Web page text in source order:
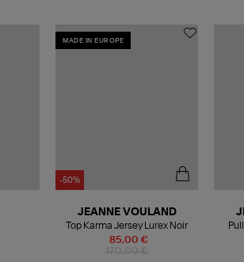
MADE IN EUROPE
-50%
85,00 €
JEANNE VOULAND
Top Karma Jersey Lurex Noir